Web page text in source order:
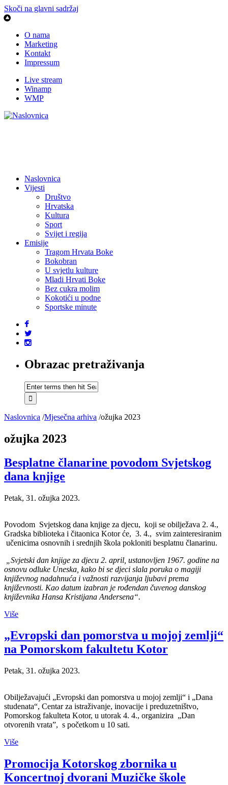
Skoči na glavni sadržaj
O nama
Marketing
Kontakt
Impressum
Live stream
Winamp
WMP
Naslovnica
Vijesti
Društvo
Hrvatska
Kultura
Sport
Svijet i regija
Emisije
Tragom Hrvata Boke
Bokobran
U svjetlu kulture
Mladi Hrvati Boke
Bez cukra molim
Kokotići u podne
Sportske minute
Obrazac pretraživanja
Naslovnica /Mjesečna arhiva /ožujka 2023
ožujka 2023
Besplatne članarine povodom Svjetskog
dana knjige
Petak, 31. ožujka 2023.
Povodom Svjetskog dana knjige za djecu, koji se obilježava 2. 4.,
Gradska biblioteka i čitaonica Kotor će, 3. 4., svim zainteresiranim
učenicima osnovnih i srednjih škola pokloniti besplatnu članarinu.
„Svjetski dan knjige za djecu 2. april, ustanovljen 1967. godine na
osnovu odluke Uneska, kako bi se djeci slala poruka o magiji
književnog nadahnuća i važnosti razvijanja ljubavi prema
književnosti. Kao datum izabran je rođendan čuvenog danskog
književnika Hansa Kristijana Andersena“.
Više
„Evropski dan pomorstva u mojoj zemlji“
na Pomorskom fakultetu Kotor
Petak, 31. ožujka 2023.
Obilježavajući „Evropski dan pomorstva u mojoj zemlji“ i „Dana
studenata“, Centar za istraživanje, inovacije i preduzetništvo,
Pomorskog fakulteta Kotor, u utorak 4. 4., organizira „Dan
otvorenih vrata”, s početkom u 10 sati.
Više
Promocija Kotorskog zbornika u
Koncertnoj dvorani Muzičke škole